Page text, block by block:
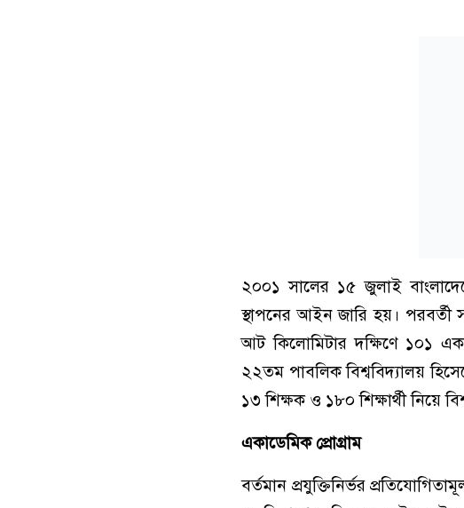
২০০১ সালের ১৫ জুলাই
স্থাপনের আইন জারি হয়। পরবর্তী
আট কিলোমিটার দক্ষিণে ১০১
২২তম পাবলিক বিশ্ববিদ্যালয়
১৩ শিক্ষক ও ১৮০ শিক্ষার্থী নিয়ে
একাডেমিক প্রোগ্রাম
বর্তমান প্রযুক্তিনির্ভর